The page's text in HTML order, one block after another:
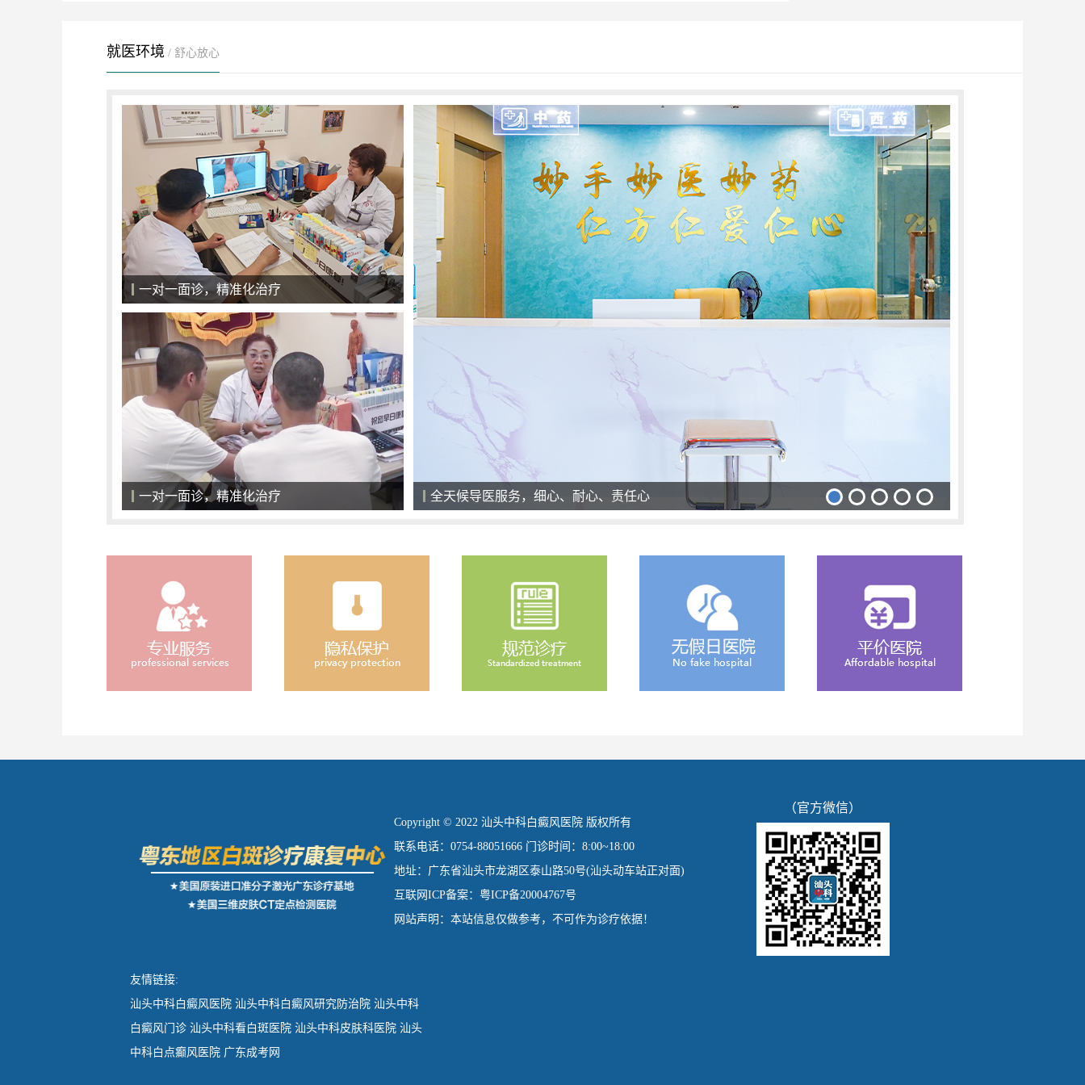
就医环境 / 舒心放心
专业仪器科普，治疗心中有数
医院就诊大厅，一切以患者为中心
Copyright © 2022 汕头中科白癜风医院 版权所有
联系电话：0754-88051666 门诊时间：8:00~18:00
地址：广东省汕头市龙湖区泰山路50号(汕头动车站正对面)
互联网ICP备案：粤ICP备20004767号
网站声明：本站信息仅做参考，不可作为诊疗依据！
（官方微信）
友情链接:
汕头中科白癜风医院 汕头中科白癜风研究防治院 汕头中科
白癜风门诊 汕头中科看白斑医院 汕头中科皮肤科医院 汕头
中科白点癫风医院 广东成考网